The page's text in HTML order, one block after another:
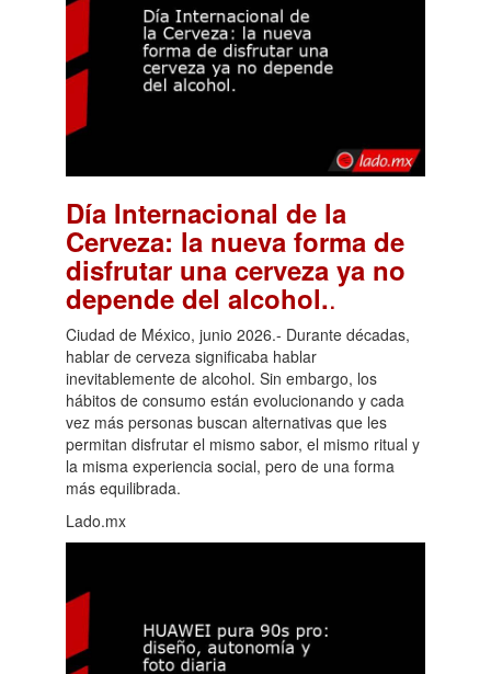
Día Internacional de la
Cerveza: la nueva forma de
disfrutar una cerveza ya no
depende del alcohol..
Ciudad de México, junio 2026.- Durante décadas,
hablar de cerveza significaba hablar
inevitablemente de alcohol. Sin embargo, los
hábitos de consumo están evolucionando y cada
vez más personas buscan alternativas que les
permitan disfrutar el mismo sabor, el mismo ritual y
la misma experiencia social, pero de una forma
más equilibrada.
Lado.mx